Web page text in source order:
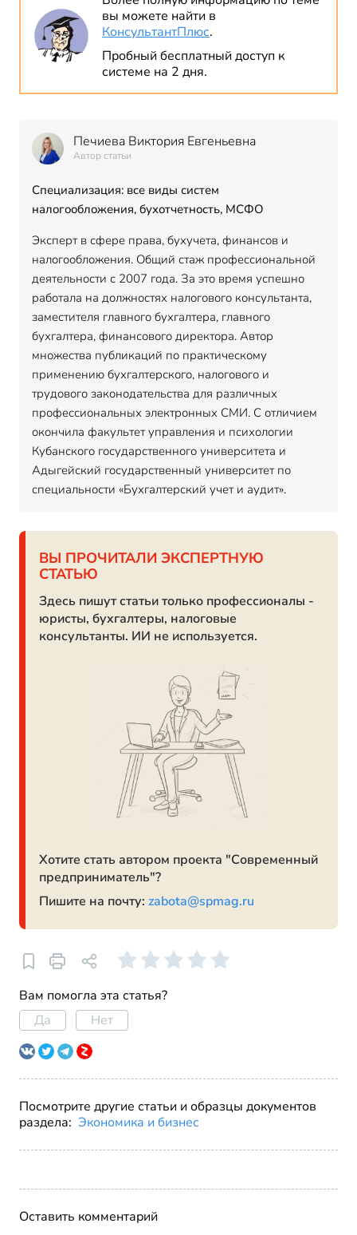
вы можете найти в
КонсультантПлюс.
Пробный бесплатный доступ к
системе на 2 дня.
Печиева Виктория Евгеньевна
Автор статьи
Специализация: все виды систем
налогообложения, бухотчетность, МСФО
Эксперт в сфере права, бухучета, финансов и
налогообложения. Общий стаж профессиональной
деятельности с 2007 года. За это время успешно
работала на должностях налогового консультанта,
заместителя главного бухгалтера, главного
бухгалтера, финансового директора. Автор
множества публикаций по практическому
применению бухгалтерского, налогового и
трудового законодательства для различных
профессиональных электронных СМИ. С отличием
окончила факультет управления и психологии
Кубанского государственного университета и
Адыгейский государственный университет по
специальности «Бухгалтерский учет и аудит».
ВЫ ПРОЧИТАЛИ ЭКСПЕРТНУЮ
СТАТЬЮ
Здесь пишут статьи только профессионалы -
юристы, бухгалтеры, налоговые
консультанты. ИИ не используется.
Хотите стать автором проекта "Современный
предприниматель"?
Пишите на почту: zabota@spmag.ru
Вам помогла эта статья?
Да
Нет
Посмотрите другие статьи и образцы документов
раздела: Экономика и бизнес
Оставить комментарий